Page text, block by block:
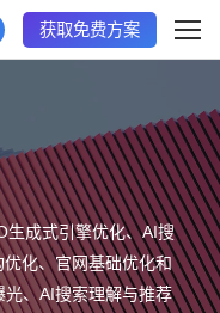
获取免费方案
生成式引擎优化、AI搜
化、官网基础优化和
、AI搜索理解与推荐